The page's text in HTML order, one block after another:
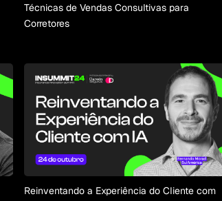
Técnicas de Vendas Consultivas para
Corretores
Reinventando a Experiência do Cliente com